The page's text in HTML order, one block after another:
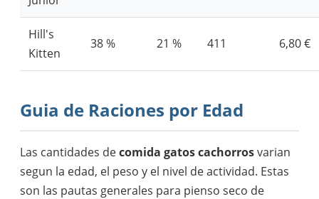
Hill's
Kitten
38 % 21 % 411 6,80 €
Guia de Raciones por Edad
Las cantidades decomida gatos cachorrosvarian
segun la edad, el peso y el nivel de actividad. Estas
son las pautas generales para pienso seco de